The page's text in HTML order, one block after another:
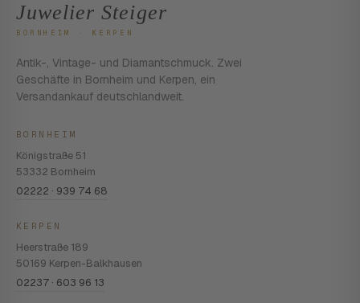
Juwelier Steiger
BORNHEIM · KERPEN
Antik-, Vintage- und Diamantschmuck. Zwei
Geschäfte in Bornheim und Kerpen, ein
Versandankauf deutschlandweit.
BORNHEIM
Königstraße 51
53332 Bornheim
02222 · 939 74 68
KERPEN
Heerstraße 189
50169 Kerpen-Balkhausen
02237 · 603 96 13